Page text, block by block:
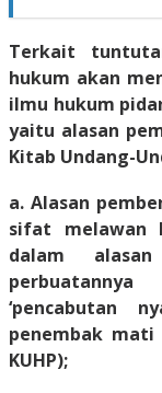
Terkait
hukum akan
ilmu hukum
yaitu alasan
Kitab Undang-
a. Alasan
sifat melawan
dalam
‘pencabutan
penembak
KUHP);